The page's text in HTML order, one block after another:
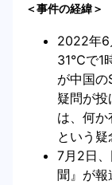
＜事件の経緯＞
2022年6
31℃で1
が中国
疑問が
は、何か
という疑
7月2日
聞』が報